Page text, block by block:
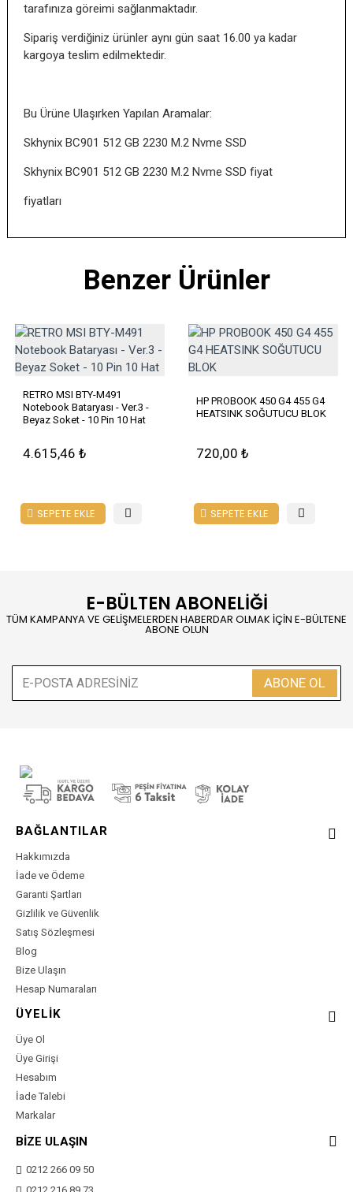
tarafınıza göreimi sağlanmaktadır.
Sipariş verdiğiniz ürünler aynı gün saat 16.00 ya kadar
kargoya teslim edilmektedir.
Bu Ürüne Ulaşırken Yapılan Aramalar:
Skhynix BC901 512 GB 2230 M.2 Nvme SSD
Skhynix BC901 512 GB 2230 M.2 Nvme SSD fiyat
fiyatları
Benzer Ürünler
RETRO MSI BTY-M491
Notebook Bataryası - Ver.3 -
Beyaz Soket - 10 Pin 10 Hat
4.615,46 ₺
SEPETE EKLE
HP PROBOOK 450 G4 455 G4
HEATSINK SOĞUTUCU BLOK
720,00 ₺
SEPETE EKLE
E-BÜLTEN ABONELİĞİ
TÜM KAMPANYA VE GELİŞMELERDEN HABERDAR OLMAK İÇİN E-BÜLTENE
ABONE OLUN
ABONE OL
BAĞLANTILAR
Hakkımızda
İade ve Ödeme
Garanti Şartları
Gizlilik ve Güvenlik
Satış Sözleşmesi
Blog
Bize Ulaşın
Hesap Numaraları
ÜYELİK
Üye Ol
Üye Girişi
Hesabım
İade Talebi
Markalar
BİZE ULAŞIN
0212 266 09 50